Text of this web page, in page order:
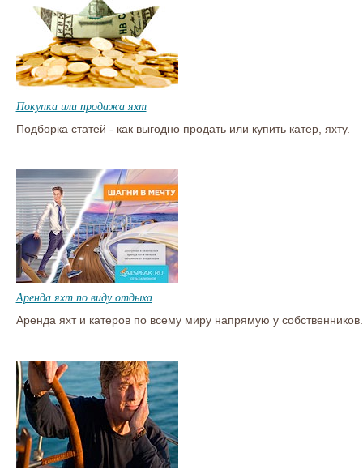
Покупка или продажа яхт
Подборка статей - как выгодно продать или купить катер, яхту.
Аренда яхт по виду отдыха
Аренда яхт и катеров по всему миру напрямую у собственников.